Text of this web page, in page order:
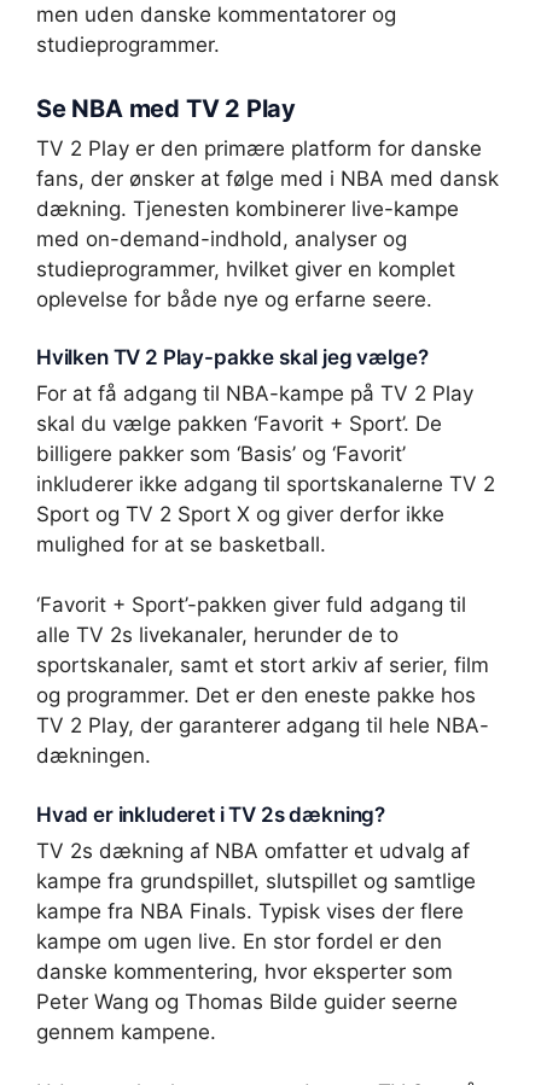
men uden danske kommentatorer og
studieprogrammer.
Se NBA med TV 2 Play
TV 2 Play er den primære platform for danske
fans, der ønsker at følge med i NBA med dansk
dækning. Tjenesten kombinerer live-kampe
med on-demand-indhold, analyser og
studieprogrammer, hvilket giver en komplet
oplevelse for både nye og erfarne seere.
Hvilken TV 2 Play-pakke skal jeg vælge?
For at få adgang til NBA-kampe på TV 2 Play
skal du vælge pakken ‘Favorit + Sport’. De
billigere pakker som ‘Basis’ og ‘Favorit’
inkluderer ikke adgang til sportskanalerne TV 2
Sport og TV 2 Sport X og giver derfor ikke
mulighed for at se basketball.
‘Favorit + Sport’-pakken giver fuld adgang til
alle TV 2s livekanaler, herunder de to
sportskanaler, samt et stort arkiv af serier, film
og programmer. Det er den eneste pakke hos
TV 2 Play, der garanterer adgang til hele NBA-
dækningen.
Hvad er inkluderet i TV 2s dækning?
TV 2s dækning af NBA omfatter et udvalg af
kampe fra grundspillet, slutspillet og samtlige
kampe fra NBA Finals. Typisk vises der flere
kampe om ugen live. En stor fordel er den
danske kommentering, hvor eksperter som
Peter Wang og Thomas Bilde guider seerne
gennem kampene.